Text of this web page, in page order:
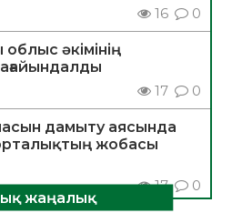
16 0
әкімінің
17 0
дамыту аясында
жобасы
17 0
жаңалық